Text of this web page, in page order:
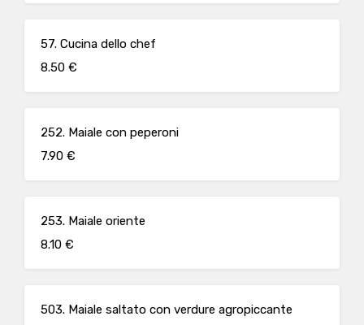
57. Cucina dello chef
8.50 €
252. Maiale con peperoni
7.90 €
253. Maiale oriente
8.10 €
503. Maiale saltato con verdure agropiccante